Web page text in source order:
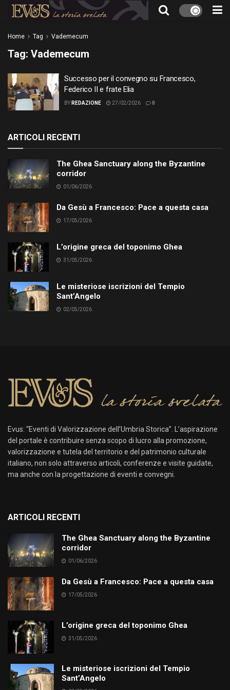
Home Tag Vademecum
Tag: Vademecum
Successo per il convegno su Francesco,
Federico II e frate Elia
BY REDAZIONE 27/02/2026 0
ARTICOLI RECENTI
The Ghea Sanctuary along the Byzantine
corridor
01/06/2026
Da Gesù a Francesco: Pace a questa casa
17/05/2026
L’origine greca del toponimo Ghea
31/05/2026
Le misteriose iscrizioni del Tempio
Sant’Angelo
02/05/2026
Evus: “Eventi di Valorizzazione dell’Umbria Storica”. L’aspirazione
del portale è contribuire senza scopo di lucro alla promozione,
valorizzazione e tutela del territorio e del patrimonio culturale
italiano, non solo attraverso articoli, conferenze e visite guidate,
ma anche con la progettazione di eventi e convegni.
ARTICOLI RECENTI
The Ghea Sanctuary along the Byzantine
corridor
01/06/2026
Da Gesù a Francesco: Pace a questa casa
17/05/2026
L’origine greca del toponimo Ghea
31/05/2026
Le misteriose iscrizioni del Tempio
Sant’Angelo